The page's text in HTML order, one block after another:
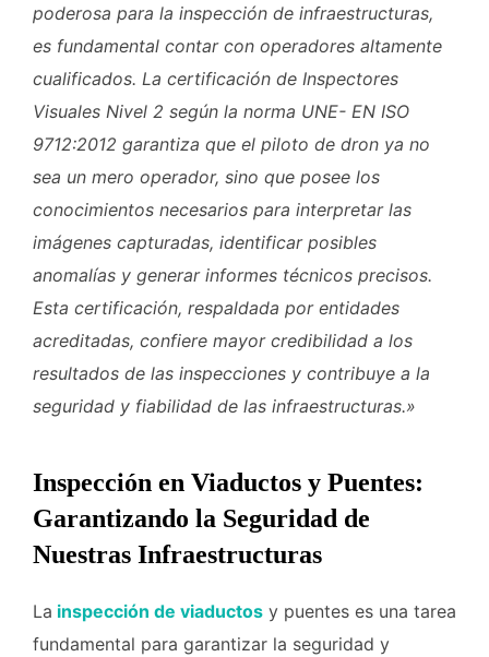
poderosa para la inspección de infraestructuras,
es fundamental contar con operadores altamente
cualificados. La certificación de Inspectores
Visuales Nivel 2 según la norma UNE- EN ISO
9712:2012 garantiza que el piloto de dron ya no
sea un mero operador, sino que posee los
conocimientos necesarios para interpretar las
imágenes capturadas, identificar posibles
anomalías y generar informes técnicos precisos.
Esta certificación, respaldada por entidades
acreditadas, confiere mayor credibilidad a los
resultados de las inspecciones y contribuye a la
seguridad y fiabilidad de las infraestructuras.»
Inspección en Viaductos y Puentes:
Garantizando la Seguridad de
Nuestras Infraestructuras
La inspección de viaductos y puentes es una tarea
fundamental para garantizar la seguridad y